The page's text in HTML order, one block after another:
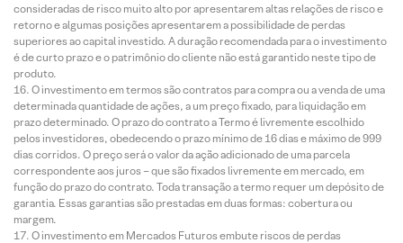
consideradas de risco muito alto por apresentarem altas relações de risco e
retorno e algumas posições apresentarem a possibilidade de perdas
superiores ao capital investido. A duração recomendada para o investimento
é de curto prazo e o patrimônio do cliente não está garantido neste tipo de
produto.
O investimento em termos são contratos para compra ou a venda de uma
determinada quantidade de ações, a um preço fixado, para liquidação em
prazo determinado. O prazo do contrato a Termo é livremente escolhido
pelos investidores, obedecendo o prazo mínimo de 16 dias e máximo de 999
dias corridos. O preço será o valor da ação adicionado de uma parcela
correspondente aos juros – que são fixados livremente em mercado, em
função do prazo do contrato. Toda transação a termo requer um depósito de
garantia. Essas garantias são prestadas em duas formas: cobertura ou
margem.
O investimento em Mercados Futuros embute riscos de perdas